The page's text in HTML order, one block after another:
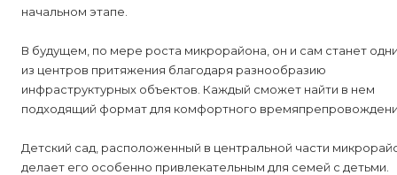
начальном этапе.
В будущем, по мере роста микрорайона, он и сам станет
из центров притяжения благодаря разнообразию
инфраструктурных объектов. Каждый сможет найти в нем
подходящий формат для комфортного
Детский сад, расположенный в центральной части
делает его особенно привлекательным для семей с детьми.